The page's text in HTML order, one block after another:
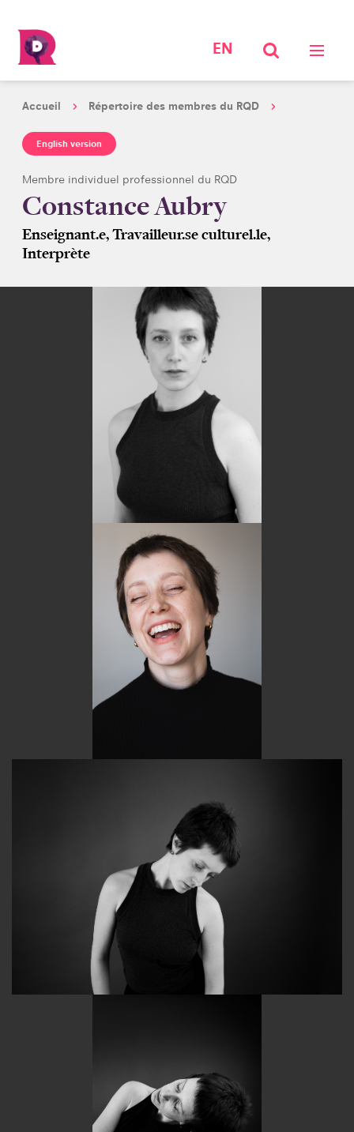
EN
Accueil Répertoire des membres du RQD
English version
Membre individuel professionnel du RQD
Constance Aubry
Enseignant.e, Travailleur.se culturel.le,
Interprète